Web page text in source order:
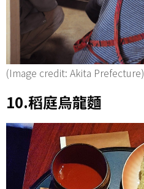
(Image credit: Akita Prefecture)
10.稻庭烏龍麵